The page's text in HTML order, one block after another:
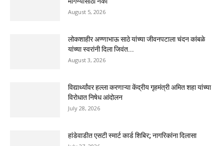
August 5, 2026
लोकशाहीर अण्णाभाऊ साठे यांच्या जीवनपटाला चंदन कांबळे
यांच्या स्वरांनी दिला जिवंत...
August 3, 2026
विद्यार्थ्यांवर हल्ला करणाऱ्या केंद्रीय गृहमंत्री अमित शहा यांच्या
विरोधात निषेध आंदोलन
July 28, 2026
हांडेवाडीत एसटी स्मार्ट कार्ड शिबिर; नागरिकांना दिलासा